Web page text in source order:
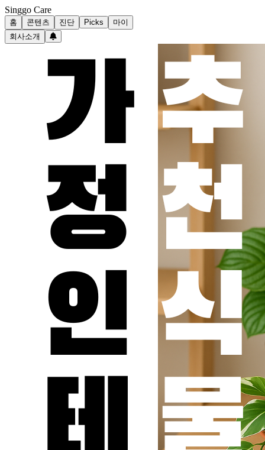
Singgo Care
홈 콘텐츠 진단 Picks
마이
회사소개